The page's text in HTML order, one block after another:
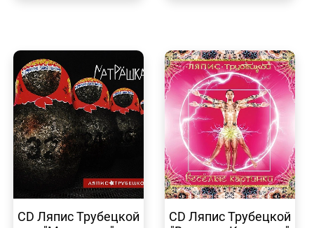
ПРОСМОТР
CD Ляпис Трубецкой
ПРОСМОТР
CD Ляпис Трубецкой